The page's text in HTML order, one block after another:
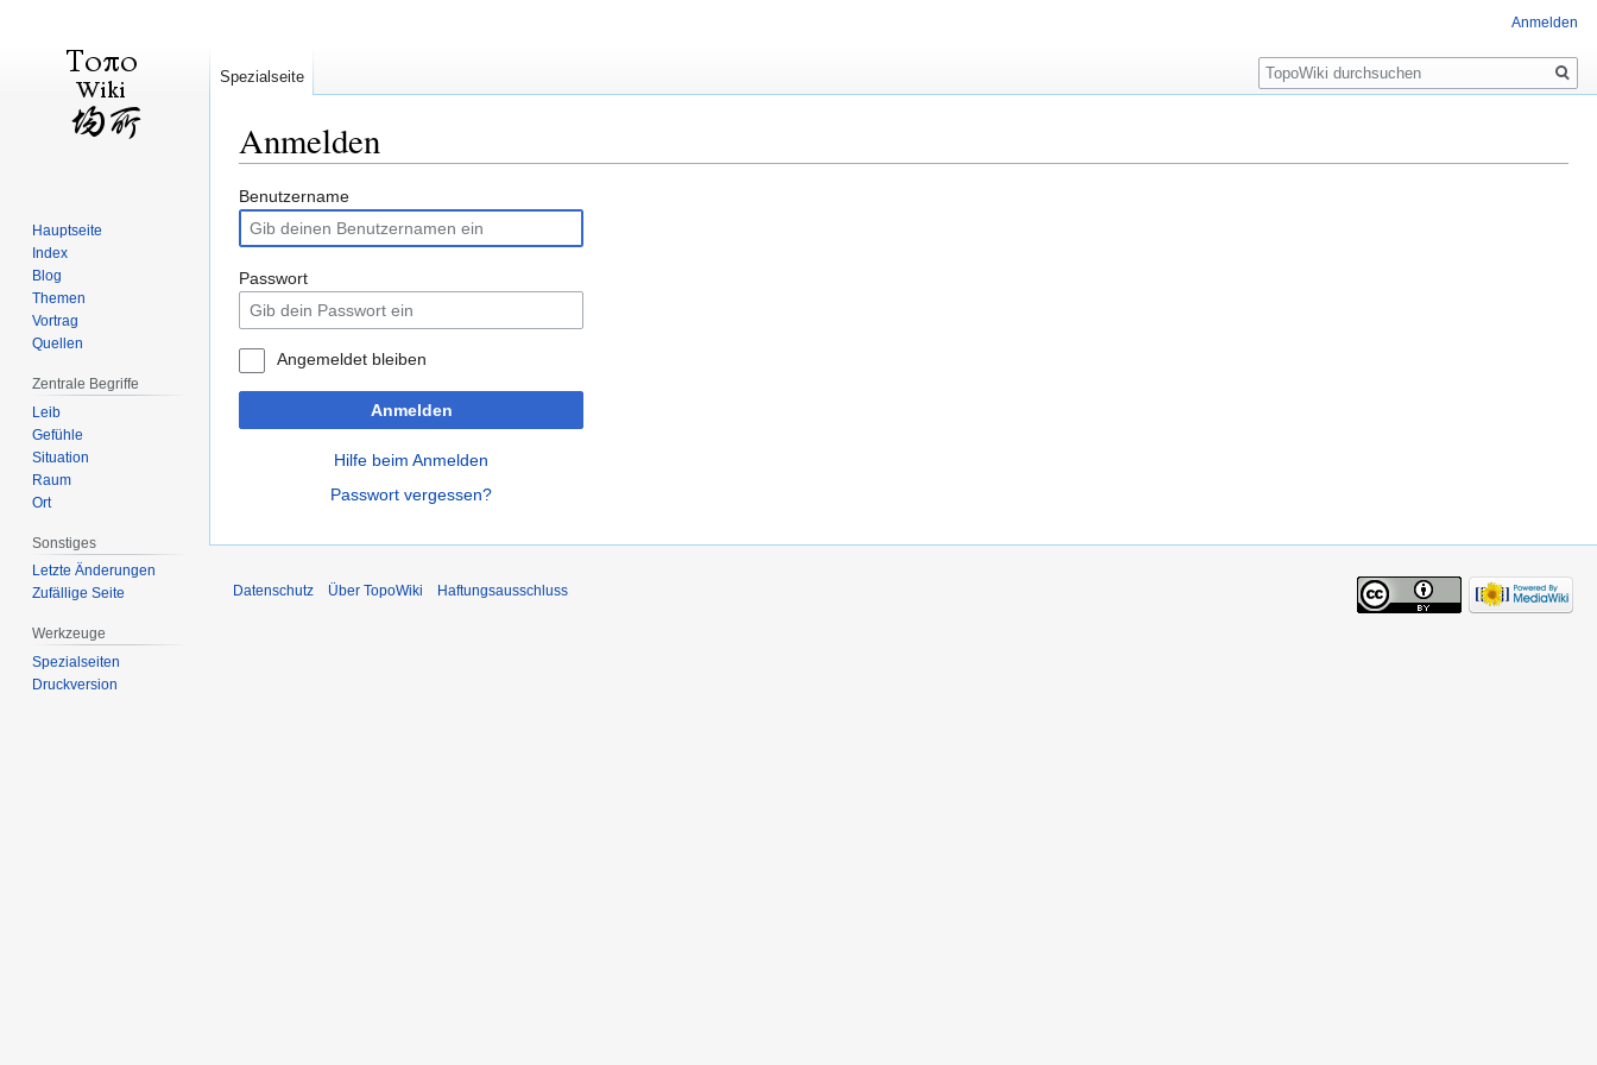
Anmelden
Zur
Navigation
springen
Zur
Suche
springen
Benutzername
Passwort
Angemeldet bleiben
Anmelden
Hilfe beim Anmelden
Passwort vergessen?
Anmelden
Spezialseite
Suche
Hauptseite
Index
Blog
Themen
Vortrag
Quellen
Zentrale Begriffe
Leib
Gefühle
Situation
Raum
Ort
Sonstiges
Letzte Änderungen
Zufällige Seite
Werkzeuge
Spezialseiten
Druckversion
Datenschutz Über TopoWiki Haftungsausschluss